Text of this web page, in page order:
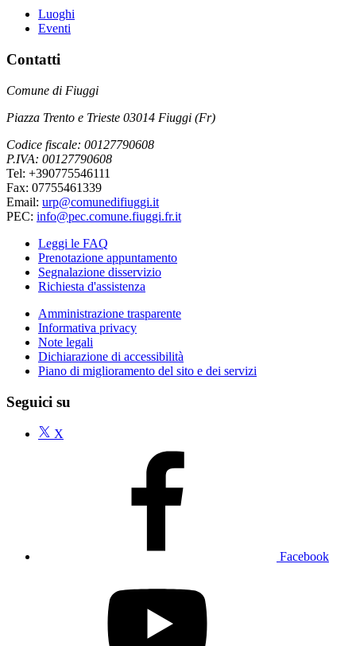
Luoghi
Eventi
Contatti
Comune di Fiuggi
Piazza Trento e Trieste 03014 Fiuggi (Fr)
Codice fiscale: 00127790608
P.IVA: 00127790608
Tel: +390775546111
Fax: 07755461339
Email: urp@comunedifiuggi.it
PEC: info@pec.comune.fiuggi.fr.it
Leggi le FAQ
Prenotazione appuntamento
Segnalazione disservizio
Richiesta d'assistenza
Amministrazione trasparente
Informativa privacy
Note legali
Dichiarazione di accessibilità
Piano di miglioramento del sito e dei servizi
Seguici su
X
Facebook